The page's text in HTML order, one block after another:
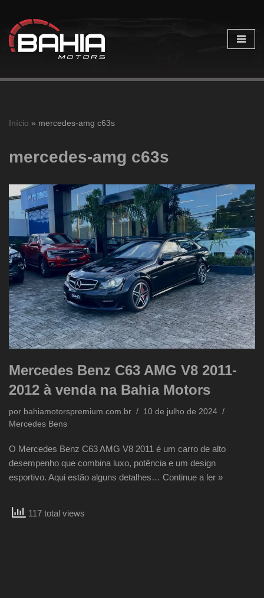
Pular
para
Início » mercedes-amg c63s
mercedes-amg c63s
Mercedes Benz C63 AMG V8 2011-
2012 à venda na Bahia Motors
por bahiamotorspremium.com.br
10 de julho de 2024
Mercedes Bens
O Mercedes Benz C63 AMG V8 2011 é um carro de alto
desempenho que combina luxo, potência e um design
esportivo. Aqui estão alguns detalhes… Continue a ler »
117 total views